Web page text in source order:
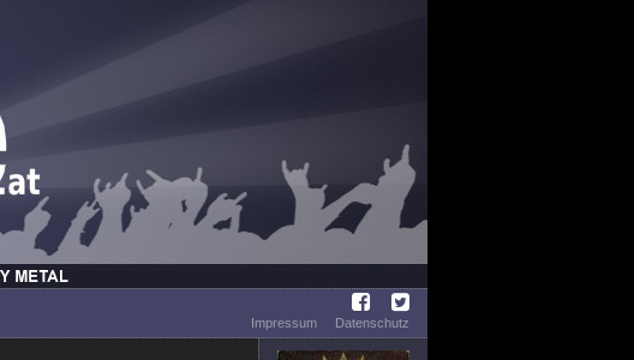
Impressum
Datenschutz